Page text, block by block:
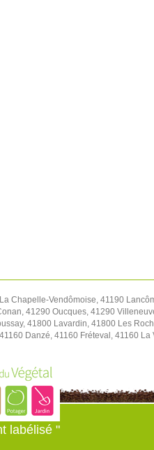
Chapelle-Vendômoise, 41190
41290 Oucques, 41290
41800 Lavardin, 41800 Les
Danzé, 41160 Fréteval, 41160
labélisé "